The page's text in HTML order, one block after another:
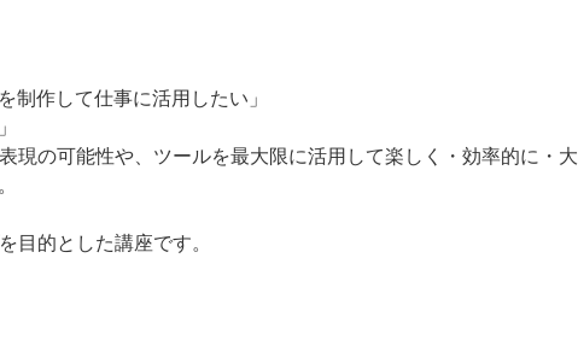
制作して仕事に活用したい」
現の可能性や、ツールを最大限に活用して楽しく・効率的に・大
目的とした講座です。